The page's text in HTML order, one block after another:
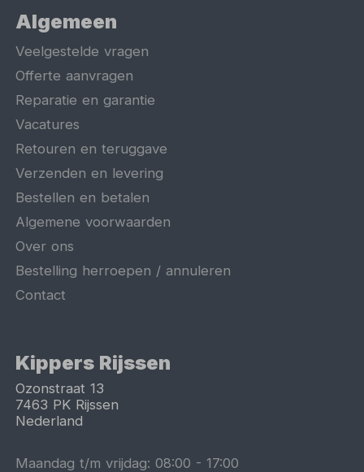
Algemeen
Veelgestelde vragen
Offerte aanvragen
Reparatie en garantie
Vacatures
Retouren en teruggave
Verzenden en levering
Bestellen en betalen
Algemene voorwaarden
Over ons
Bestelling herroepen / annuleren
Contact
Kippers Rijssen
Ozonstraat 13
7463 PK Rijssen
Nederland
Maandag t/m vrijdag:08:00 -17:00